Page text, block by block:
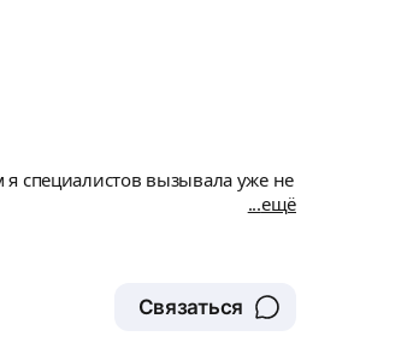
специалистов вызывала уже не
ещё
Связаться